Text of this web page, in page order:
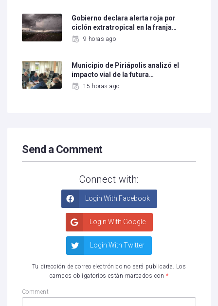
Gobierno declara alerta roja por
ciclón extratropical en la franja…
9 horas ago
Municipio de Piriápolis analizó el
impacto vial de la futura…
15 horas ago
Send a Comment
Connect with:
Login With Facebook
Login With Google
Login With Twitter
Tu dirección de correo electrónico no será publicada.
Los
campos obligatorios están marcados con *
Comment